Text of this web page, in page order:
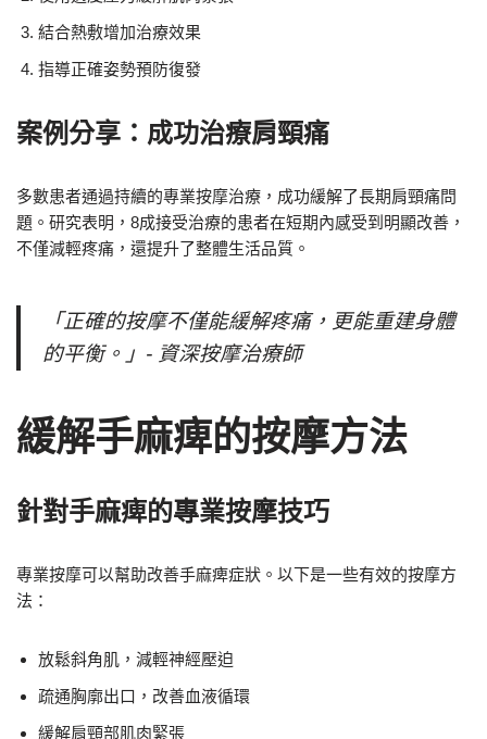
結合熱敷增加治療效果
指導正確姿勢預防復發
案例分享：成功治療肩頸痛
多數患者通過持續的專業按摩治療，成功緩解了長期肩頸痛問
題。研究表明，8成接受治療的患者在短期內感受到明顯改善，
不僅減輕疼痛，還提升了整體生活品質。
「正確的按摩不僅能緩解疼痛，更能重建身體
的平衡。」- 資深按摩治療師
緩解手麻痺的按摩方法
針對手麻痺的專業按摩技巧
專業按摩可以幫助改善手麻痺症狀。以下是一些有效的按摩方
法：
放鬆斜角肌，減輕神經壓迫
疏通胸廓出口，改善血液循環
緩解肩頸部肌肉緊張